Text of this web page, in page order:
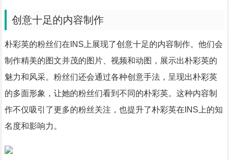
创意十足的内容制作
朴彩英的粉丝们在INS上展现了创意十足的内容制作。他们会
制作精美的图文并茂的图片、视频和动图，展示出朴彩英的
魅力和风采。粉丝们还会通过各种创意手法，呈现出朴彩英
的多面形象，让她的粉丝们看到不同的朴彩英。这种内容制
作不仅吸引了更多的粉丝关注，也提升了朴彩英在INS上的知
名度和影响力。